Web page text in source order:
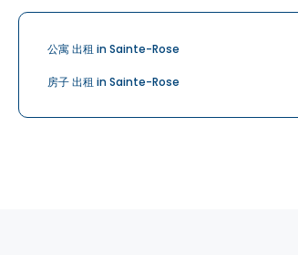
公寓 出租 in Sainte-Rose
房子 出租 in Sainte-Rose